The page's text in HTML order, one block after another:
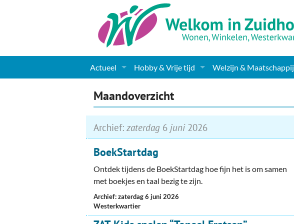
Actueel
Nieuws
Gemeente informatie
Dorpen
Woningaanbod
Columns & Redactioneel
Foto-pagina
Hobby & Vrije tijd
Muziek
Toerisme & Musea
Podia & Dorpshuizen
Welzijn & Maatschappij
Maandoverzicht
Archief: zaterdag 6 juni2026
BoekStartdag
Ontdek tijdens de BoekStartdag hoe fijn het is om samen
met boekjes en taal bezig te zijn.
Archief: zaterdag 6 juni 2026
Westerkwartier